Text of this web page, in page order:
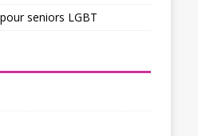
seniors LGBT